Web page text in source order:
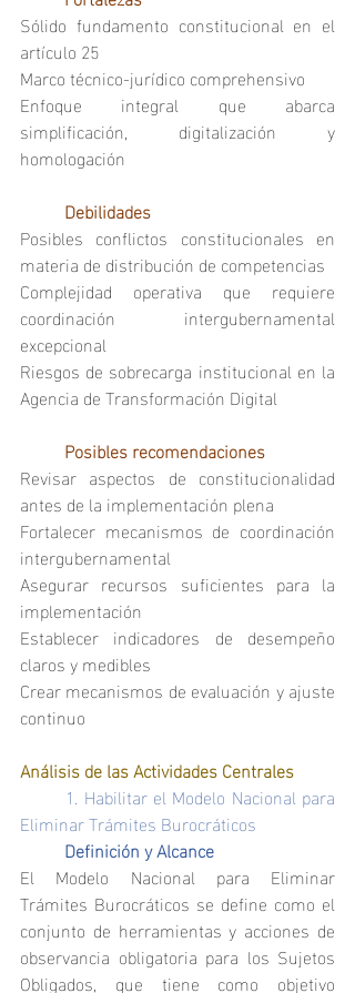
Sólido fundamento constitucional en el
artículo 25
Marco técnico-jurídico comprehensivo
Enfoque integral que abarca
simplificación, digitalización y
homologación
	Debilidades
Posibles conflictos constitucionales en
materia de distribución de competencias
Complejidad operativa que requiere
coordinación intergubernamental
excepcional
Riesgos de sobrecarga institucional en la
Agencia de Transformación Digital
	Posibles recomendaciones
Revisar aspectos de constitucionalidad
antes de la implementación plena
Fortalecer mecanismos de coordinación
intergubernamental
Asegurar recursos suficientes para la
implementación
Establecer indicadores de desempeño
claros y medibles
Crear mecanismos de evaluación y ajuste
continuo
Análisis de las Actividades Centrales
Eliminar Trámites Burocráticos
	Definición y Alcance
El Modelo Nacional para Eliminar
Trámites Burocráticos se define como el
conjunto de herramientas y acciones de
observancia obligatoria para los Sujetos
Obligados, que tiene como objetivo